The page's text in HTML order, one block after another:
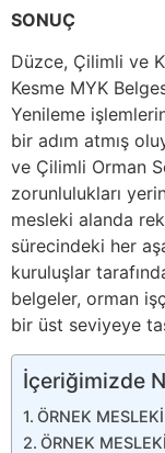
SONUÇ
Düzce, Çilimli ve
Kesme MYK
Yenileme
bir adım atmış
ve Çilimli Orman
zorunlulukları
mesleki alanda
sürecindeki her
kuruluşlar
belgeler, orman
bir üst seviyeye
İçeriğimizde
ÖRNEK
ÖRNEK